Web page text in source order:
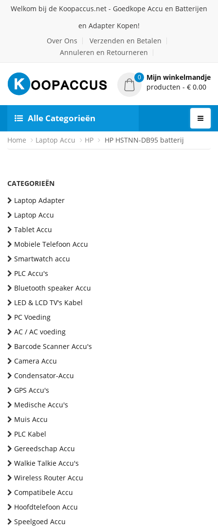
Welkom bij de Koopaccus.net - Goedkope Accu en Batterijen
en Adapter Kopen!
Over Ons
Verzenden en Betalen
Annuleren en Retourneren
0
Mijn winkelmandje
producten - € 0.00
Alle Categorieën
Home Laptop Accu HP HP HSTNN-DB95 batterij
CATEGORIEËN
Laptop Adapter
Laptop Accu
Tablet Accu
Mobiele Telefoon Accu
Smartwatch accu
PLC Accu's
Bluetooth speaker Accu
LED & LCD TV's Kabel
PC Voeding
AC / AC voeding
Barcode Scanner Accu's
Camera Accu
Condensator-Accu
GPS Accu's
Medische Accu's
Muis Accu
PLC Kabel
Gereedschap Accu
Walkie Talkie Accu's
Wireless Router Accu
Compatibele Accu
Hoofdtelefoon Accu
Speelgoed Accu